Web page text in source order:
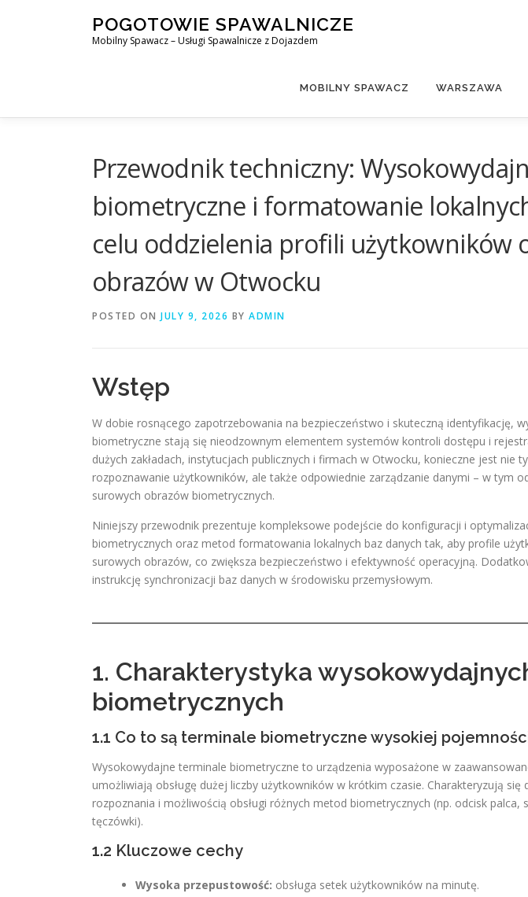
POGOTOWIE SPAWALNICZE
Mobilny Spawacz – Usługi Spawalnicze z Dojazdem
MOBILNY SPAWACZ WARSZAWA
Przewodnik techniczny:
biometryczne i formatowanie
celu oddzielenia profili użytkowników
obrazów w Otwocku
POSTED ON JULY 9, 2026 BY ADMIN
Wstęp
W dobie rosnącego zapotrzebowania na bezpieczeństwo i skuteczną identyfikację,
biometryczne stają się nieodzownym elementem systemów kontroli dostępu i
dużych zakładach, instytucjach publicznych i firmach w Otwocku, konieczne jest nie
rozpoznawanie użytkowników, ale także odpowiednie zarządzanie danymi – w tym
surowych obrazów biometrycznych.
Niniejszy przewodnik prezentuje kompleksowe podejście do konfiguracji i
biometrycznych oraz metod formatowania lokalnych baz danych tak, aby profile
surowych obrazów, co zwiększa bezpieczeństwo i efektywność operacyjną.
instrukcję synchronizacji baz danych w środowisku przemysłowym.
1. Charakterystyka
biometrycznych
1.1 Co to są terminale biometryczne wysokiej
Wysokowydajne terminale biometryczne to urządzenia wyposażone w
umożliwiają obsługę dużej liczby użytkowników w krótkim czasie. Charakteryzują się
rozpoznania i możliwością obsługi różnych metod biometrycznych (np. odcisk palca,
tęczówki).
1.2 Kluczowe cechy
Wysoka przepustowość: obsługa setek użytkowników na minutę.